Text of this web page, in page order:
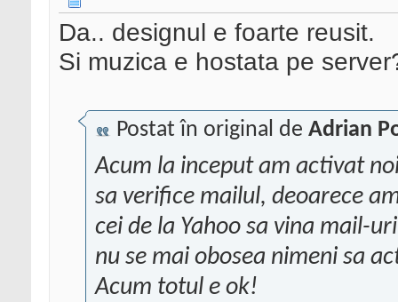
Da.. designul e foarte reusit.
Si muzica e hostata pe
Postat în original de Adrian
Acum la inceput am activat
sa verifice mailul, deoarece
cei de la Yahoo sa vina mail-
nu se mai obosea nimeni sa
Acum totul e ok!